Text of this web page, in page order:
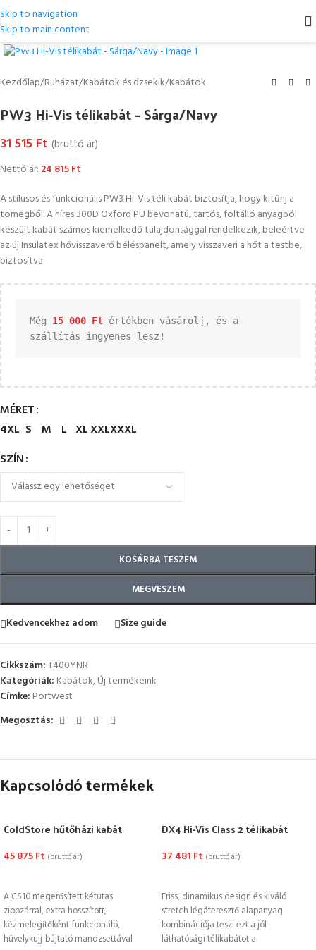
Skip to navigation
Skip to main content
Kattintson a nagyításhoz
Kezdőlap/Ruházat/Kabátok és dzsekik/Kabátok
PW3 Hi-Vis télikabát – Sárga/Navy
31 515 Ft (bruttó ár)
Nettó ár: 24 815Ft
A stílusos és funkcionális PW3 Hi-Vis téli kabát biztosítja, hogy kitűnj a
tömegből. A híres 300D Oxford PU bevonatú, tartós, foltálló anyagból
készült kabát számos kiemelkedő tulajdonsággal rendelkezik, beleértve
az új Insulatex hővisszaverő béléspanelt, amely visszaveri a hőt a testbe,
biztosítva
Még 15 000 Ft értékben vásárolj, és a
szállítás ingyenes lesz!
MÉRET
4XL S M L XLXXLXXXL
SZÍN
KOSÁRBA TESZEM
MEGVESZEM
Kedvencekhez adom Size guide
Cikkszám:T400YNR
Kategóriák: Kabátok,Új termékeink
Címke: Portwest
Megosztás:
Kapcsolódó termékek
ColdStore hűtőházi kabát
45 875Ft (bruttó ár)
A CS10 megerősített kétutas
zippzárral, extra hosszított,
kézmelegítőként funkcionáló,
hüvelykujj-bújtató mandzsettával
DX4 Hi-Vis Class 2 télikabát
37 481 Ft (bruttó ár)
Friss, dinamikus design és kiváló
stretch légáteresztő alapanyag
kombinációja teszi ezt a jól
láthatósági télikabátot a